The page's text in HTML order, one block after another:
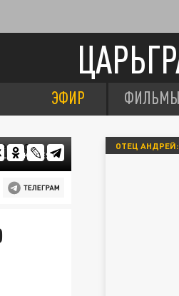
ЭФИР ФИЛЬМЫ
ОТЕЦ